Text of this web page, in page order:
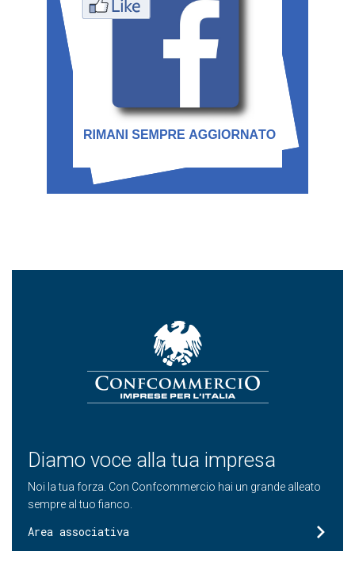
Diamo voce alla tua impresa
Noi la tua forza. Con Confcommercio hai un grande alleato
sempre al tuo fianco.
Area associativa